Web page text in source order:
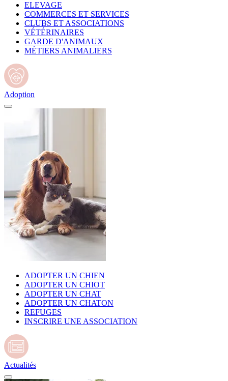
ELEVAGE
COMMERCES ET SERVICES
CLUBS ET ASSOCIATIONS
VÉTÉRINAIRES
GARDE D'ANIMAUX
MÉTIERS ANIMALIERS
Adoption
ADOPTER UN CHIEN
ADOPTER UN CHIOT
ADOPTER UN CHAT
ADOPTER UN CHATON
REFUGES
INSCRIRE UNE ASSOCIATION
Actualités